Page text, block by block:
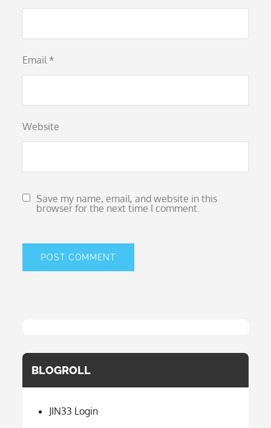
Email *
Website
Save my name, email, and website in this
browser for the next time I comment.
BLOGROLL
JIN33 Login